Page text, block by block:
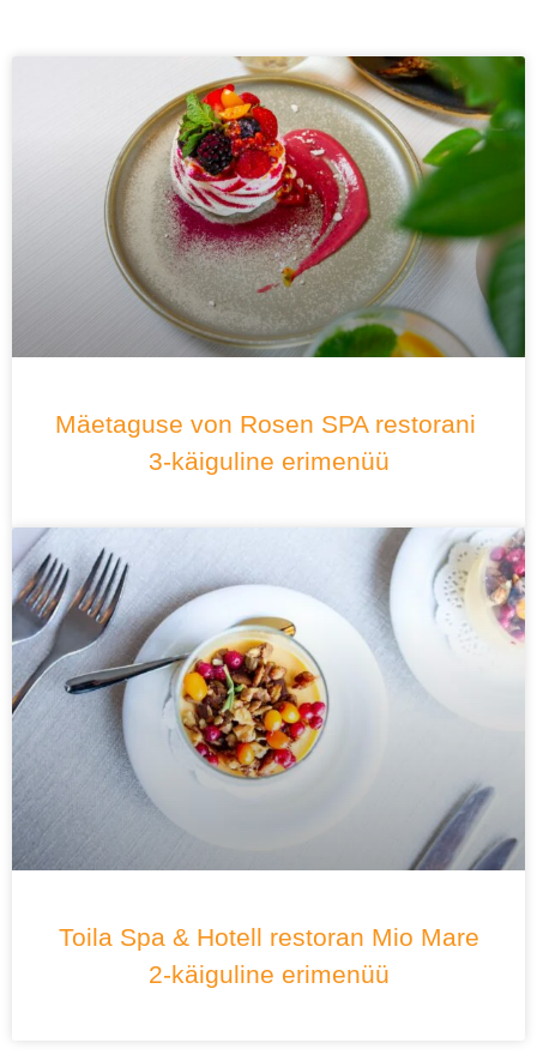
Mäetaguse von Rosen SPA restorani
3-käiguline erimenüü
Toila Spa & Hotell restoran Mio Mare
2-käiguline erimenüü